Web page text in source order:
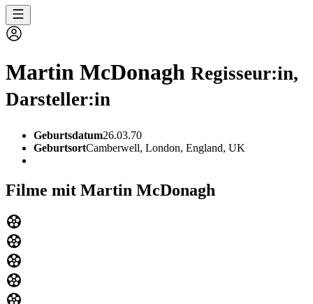
Martin McDonagh Regisseur:in,
Darsteller:in
Geburtsdatum26.03.70
GeburtsortCamberwell, London, England, UK
Filme mit Martin McDonagh